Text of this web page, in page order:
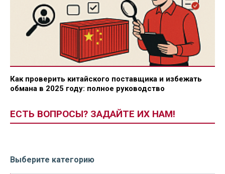
Как проверить китайского поставщика и избежать
обмана в 2025 году: полное руководство
ЕСТЬ ВОПРОСЫ? ЗАДАЙТЕ ИХ НАМ!
Выберите категорию